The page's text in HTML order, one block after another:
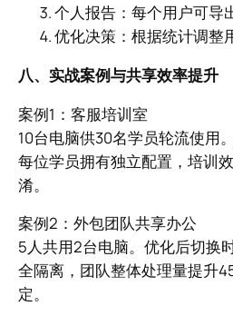
个人报告：每个用户可导
优化决策：根据统计调整
八、实战案例与共享效率提升
案例1：客服培训室
10台电脑供30名学员轮流使用
每位学员拥有独立配置，培训
淆。
案例2：外包团队共享办公
5人共用2台电脑。优化后切换
全隔离，团队整体处理量提升
定。